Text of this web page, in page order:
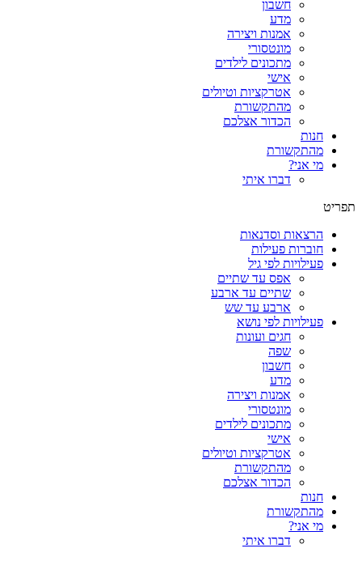
חשבון
מדע
אמנות ויצירה
מונטסורי
מתכונים לילדים
אישי
אטרקציות וטיולים
מהתקשורת
הכדור אצלכם
חנות
מהתקשורת
מי אני?
דברו איתי
תפריט
הרצאות וסדנאות
חוברות פעילות
פעילויות לפי גיל
אפס עד שתיים
שתיים עד ארבע
ארבע עד שש
פעילויות לפי נושא
חגים ועונות
שפה
חשבון
מדע
אמנות ויצירה
מונטסורי
מתכונים לילדים
אישי
אטרקציות וטיולים
מהתקשורת
הכדור אצלכם
חנות
מהתקשורת
מי אני?
דברו איתי